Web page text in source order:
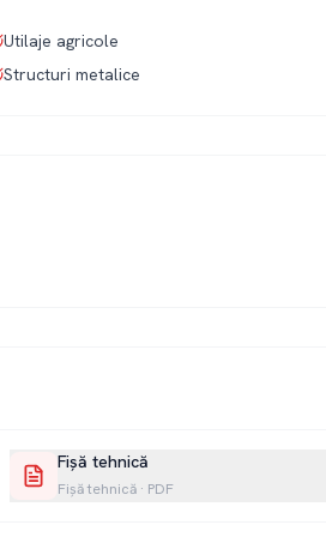
Utilaje agricole
Structuri metalice
Fișă tehnică
Fișă tehnică · PDF